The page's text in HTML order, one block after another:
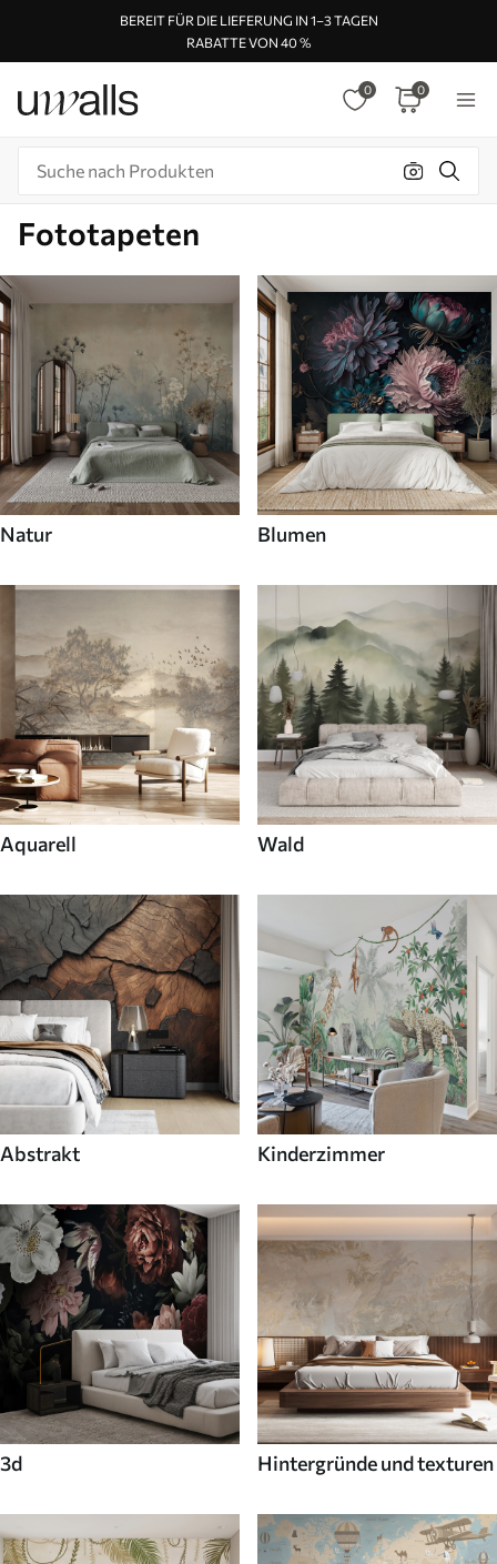
BEREIT FÜR DIE LIEFERUNG IN 1–3 TAGEN
RABATTE VON 40 %
0 0
Fototapeten
Natur Blumen
Aquarell Wald
Abstrakt Kinderzimmer
3d Hintergründe und texturen